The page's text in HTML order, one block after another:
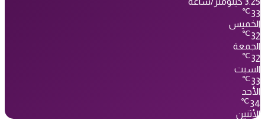
33
℃
الخميس
32
℃
الجمعة
32
℃
السبت
33
℃
الأحد
34
℃
الأثنين